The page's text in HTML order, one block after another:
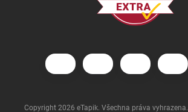
Copyright 2026 eTapik. Všechna práva vyhrazena.